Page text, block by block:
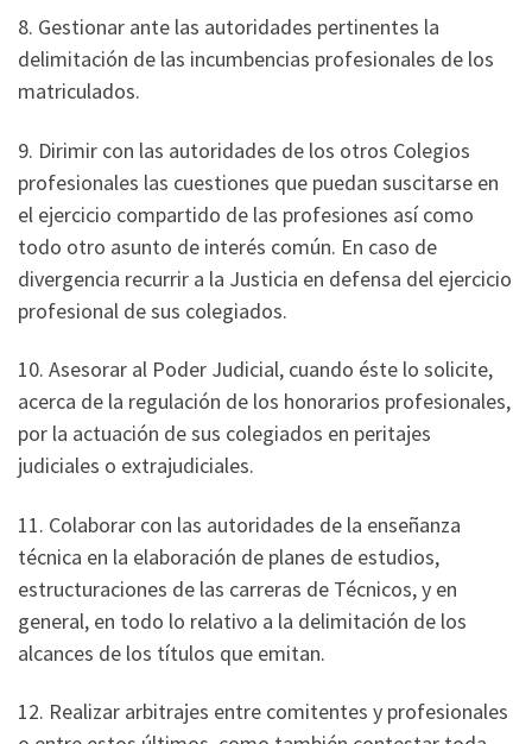
8. Gestionar ante las autoridades pertinentes la
delimitación de las incumbencias profesionales de los
matriculados.
9. Dirimir con las autoridades de los otros Colegios
profesionales las cuestiones que puedan suscitarse en
el ejercicio compartido de las profesiones así como
todo otro asunto de interés común. En caso de
divergencia recurrir a la Justicia en defensa del ejercicio
profesional de sus colegiados.
10. Asesorar al Poder Judicial, cuando éste lo solicite,
acerca de la regulación de los honorarios profesionales,
por la actuación de sus colegiados en peritajes
judiciales o extrajudiciales.
11. Colaborar con las autoridades de la enseñanza
técnica en la elaboración de planes de estudios,
estructuraciones de las carreras de Técnicos, y en
general, en todo lo relativo a la delimitación de los
alcances de los títulos que emitan.
12. Realizar arbitrajes entre comitentes y profesionales